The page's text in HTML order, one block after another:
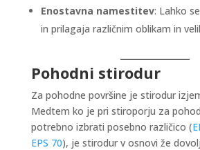
Enostavna namestitev: Lahko
in prilagaja različnim oblikam in
Pohodni stirodur
Za pohodne površine je stirodur
Medtem ko je pri stiroporju za
potrebno izbrati posebno različico (
EPS 70), je stirodur v osnovi že